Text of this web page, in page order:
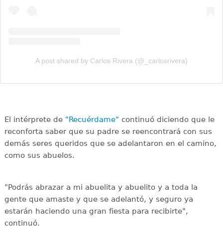
A post shared by Carlos Rivera (@_carlosrivera)
El intérprete de "Recuérdame" continuó diciendo que le
reconforta saber que su padre se reencontrará con sus
demás seres queridos que se adelantaron en el camino,
como sus abuelos.
"Podrás abrazar a mi abuelita y abuelito y a toda la
gente que amaste y que se adelantó, y seguro ya
estarán haciendo una gran fiesta para recibirte",
continuó.